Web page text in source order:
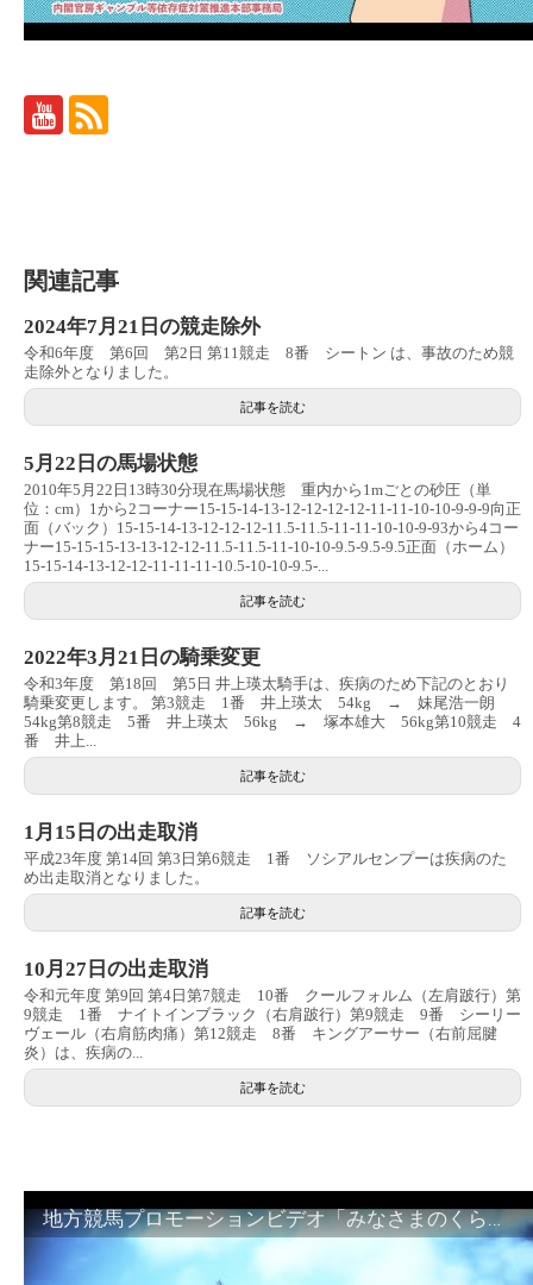
関連記事
2024年7月21日の競走除外
令和6年度 第6回 第2日 第11競走 8番 シートン は、事故のため競
走除外となりました。
記事を読む
5月22日の馬場状態
2010年5月22日13時30分現在馬場状態 重内から1mごとの砂圧（単
位：cm）1から2コーナー15-15-14-13-12-12-12-12-11-11-10-10-9-9-9向正
面（バック）15-15-14-13-12-12-12-11.5-11.5-11-11-10-10-9-93から4コー
ナー15-15-15-13-13-12-12-11.5-11.5-11-10-10-9.5-9.5-9.5正面（ホーム）
15-15-14-13-12-12-11-11-11-10.5-10-10-9.5-...
記事を読む
2022年3月21日の騎乗変更
令和3年度 第18回 第5日 井上瑛太騎手は、疾病のため下記のとおり
騎乗変更します。 第3競走 1番 井上瑛太 54kg → 妹尾浩一朗
54kg第8競走 5番 井上瑛太 56kg → 塚本雄大 56kg第10競走 4
番 井上...
記事を読む
1月15日の出走取消
平成23年度 第14回 第3日第6競走 1番 ソシアルセンプーは疾病のた
め出走取消となりました。
記事を読む
10月27日の出走取消
令和元年度 第9回 第4日第7競走 10番 クールフォルム（左肩跛行）第
9競走 1番 ナイトインブラック（右肩跛行）第9競走 9番 シーリー
ヴェール（右肩筋肉痛）第12競走 8番 キングアーサー（右前屈腱
炎）は、疾病の...
記事を読む
地方競馬プロモーションビデオ「みなさまのくらしのために」30秒篇｜NAR公式